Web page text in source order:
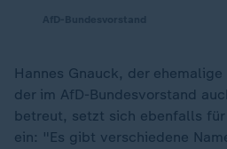
Hannes Gnauck, der
der im AfD-Bundesvorstand
betreut, setzt sich ebenfalls für
ein: "Es gibt verschiedene